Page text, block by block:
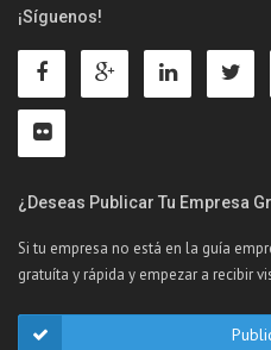
¡Síguenos!
¿Deseas Publicar Tu Empresa
Si tu empresa no está en la guía
gratuíta y rápida y empezar a recibir